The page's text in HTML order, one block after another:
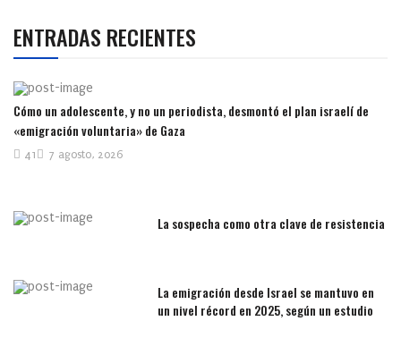
ENTRADAS RECIENTES
Cómo un adolescente, y no un periodista, desmontó el plan israelí de
«emigración voluntaria» de Gaza
7 agosto, 2026
41
La sospecha como otra clave de resistencia
La emigración desde Israel se mantuvo en
un nivel récord en 2025, según un estudio